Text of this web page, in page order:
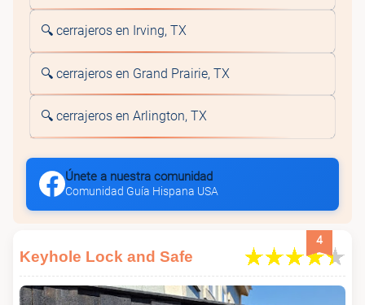
🔍 cerrajeros en Irving, TX
🔍 cerrajeros en Grand Prairie, TX
🔍 cerrajeros en Arlington, TX
Únete a nuestra comunidad
Comunidad Guía Hispana USA
4
Keyhole Lock and Safe